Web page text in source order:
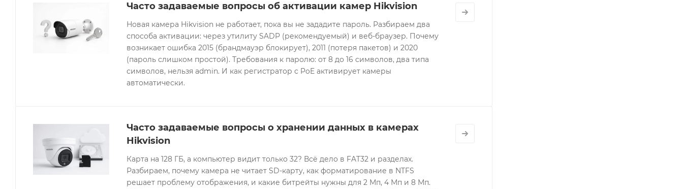
Часто задаваемые вопросы об активации камер Hikvision
Новая камера Hikvision не работает, пока вы не зададите пароль. Разбираем два
способа активации: через утилиту SADP (рекомендуемый) и веб-браузер. Почему
возникает ошибка 2015 (брандмауэр блокирует), 2011 (потеря пакетов) и 2020
(пароль слишком простой). Требования к паролю: от 8 до 16 символов, два типа
символов, нельзя admin. И как регистратор с PoE активирует камеры
автоматически.
Часто задаваемые вопросы о хранении данных в камерах
Hikvision
Карта на 128 ГБ, а компьютер видит только 32? Всё дело в FAT32 и разделах.
Разбираем, почему камера не читает SD-карту, как форматирование в NTFS
решает проблему отображения, и какие битрейты нужны для 2 Мп, 4 Мп и 8 Мп.